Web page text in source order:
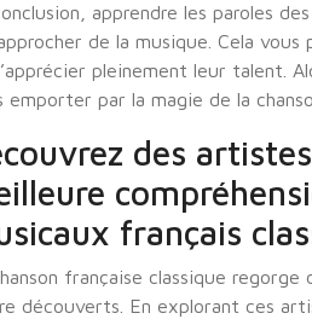
apprendre les paroles
de la musique. Cela
pleinement leur talent.
emporter par la magie de la
des
français
française classique
découverts. En explorant ces